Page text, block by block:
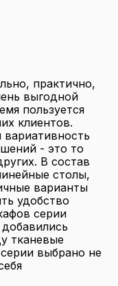
практично,
выгодной
пользуется
клиентов.
- это то
В состав
столы,
варианты
удобство
серии
тканевые
выбрано не